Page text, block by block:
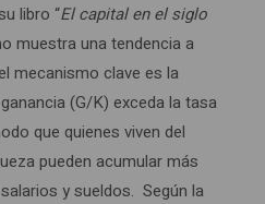
libro “El capital en el siglo
muestra una tendencia a
mecanismo clave es la
(G/K) exceda la tasa
que quienes viven del
pueden acumular más
y sueldos. Según la